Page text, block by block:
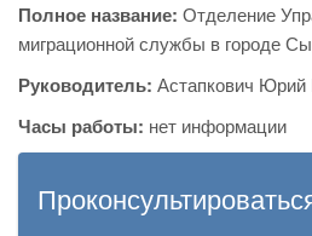
Полное название: Отделение
миграционной службы в городе
Руководитель: Астапкович Юрий
Часы работы: нет информации